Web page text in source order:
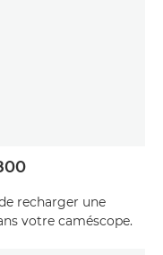
recharger une
votre caméscope.